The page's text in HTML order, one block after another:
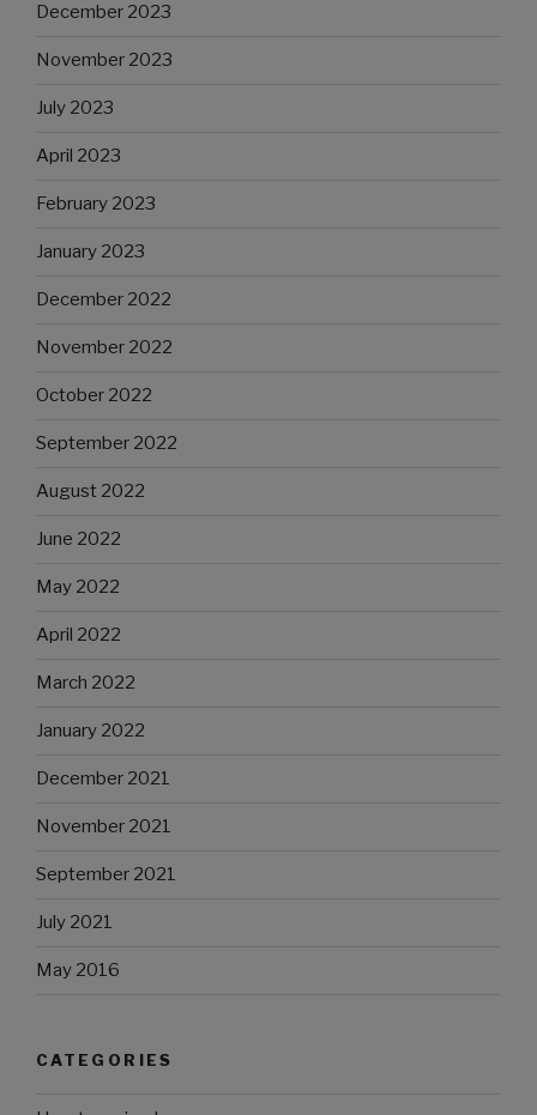
December 2023
November 2023
July 2023
April 2023
February 2023
January 2023
December 2022
November 2022
October 2022
September 2022
August 2022
June 2022
May 2022
April 2022
March 2022
January 2022
December 2021
November 2021
September 2021
July 2021
May 2016
CATEGORIES